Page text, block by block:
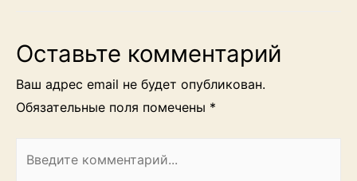
Оставьте комментарий
Ваш адрес email не будет опубликован.
Обязательные поля помечены *
комментарий...